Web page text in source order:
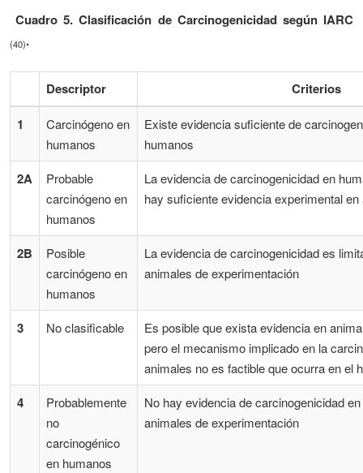
Cuadro 5. Clasificación de Carcinogenicidad según IARC
(40).
Descriptor
Criterios
1
Carcinógeno en
humanos
Existe evidencia suficiente de
humanos
2A
Probable
carcinógeno en
humanos
La evidencia de carcinogenicidad en
hay suficiente evidencia experimental en
2B
Posible
carcinógeno en
humanos
La evidencia de carcinogenicidad es
animales de experimentación
3 No clasificable
Es posible que exista evidencia en
pero el mecanismo implicado en la
animales no es factible que ocurra en el
4
Probablemente
no
carcinogénico
en humanos
No hay evidencia de carcinogenicidad
animales de experimentación